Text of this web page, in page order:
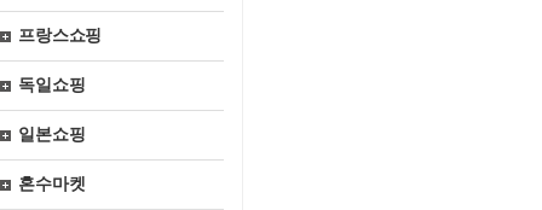
프랑스쇼핑
독일쇼핑
일본쇼핑
혼수마켓